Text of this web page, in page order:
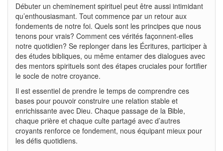
Débuter un cheminement spirituel peut être aussi intimidant
qu’enthousiasmant. Tout commence par un retour aux
fondements de notre foi. Quels sont les principes que nous
tenons pour vrais? Comment ces vérités façonnent-elles
notre quotidien? Se replonger dans les Écritures, participer à
des études bibliques, ou même entamer des dialogues avec
des mentors spirituels sont des étapes cruciales pour fortifier
le socle de notre croyance.
Il est essentiel de prendre le temps de comprendre ces
bases pour pouvoir construire une relation stable et
enrichissante avec Dieu. Chaque passage de la Bible,
chaque prière et chaque culte partagé avec d’autres
croyants renforce ce fondement, nous équipant mieux pour
les défis quotidiens.